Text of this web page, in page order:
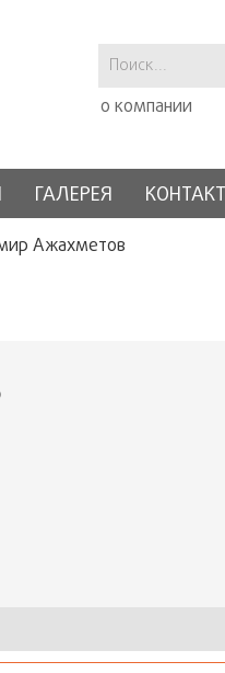
о компании
ГАЛЕРЕЯ
Ажахметов